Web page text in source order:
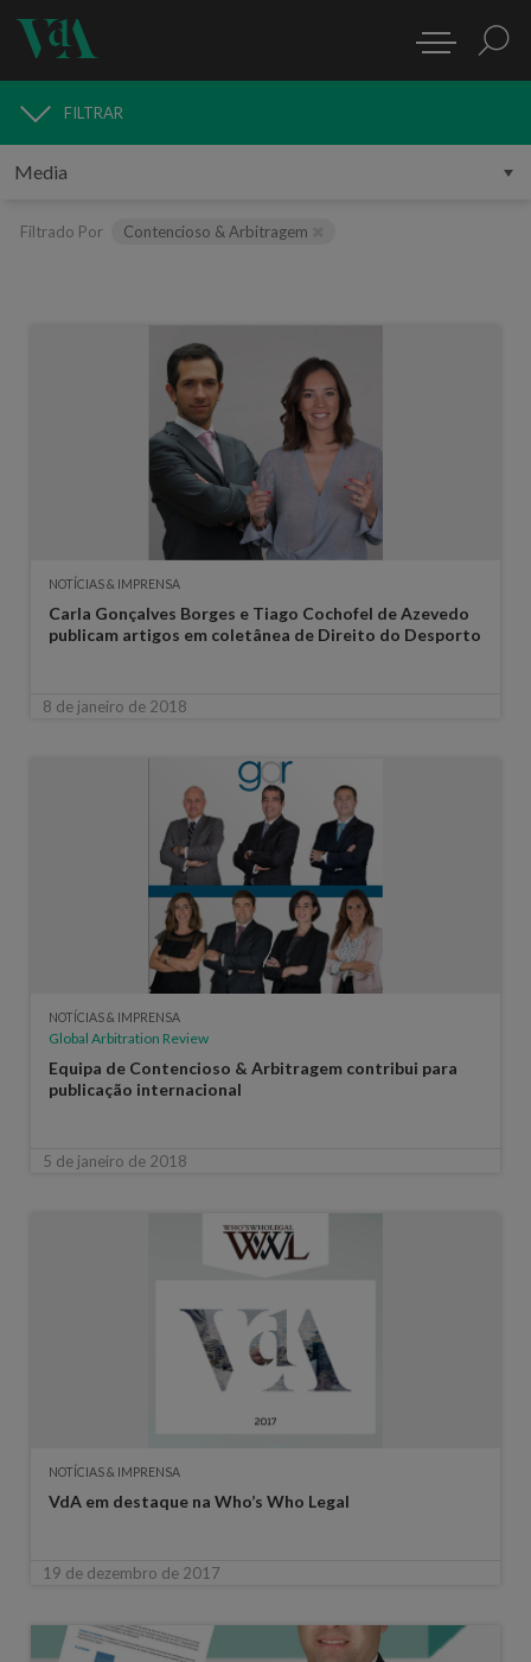
MEDIA
FILTRAR
Filtrado Por Contencioso & Arbitragem
NOTÍCIAS & IMPRENSA
Carla Gonçalves Borges e Tiago Cochofel de Azevedo
publicam artigos em coletânea de Direito do Desporto
8 de janeiro de 2018
NOTÍCIAS & IMPRENSA
Global Arbitration Review
Equipa de Contencioso & Arbitragem contribui para
publicação internacional
5 de janeiro de 2018
NOTÍCIAS & IMPRENSA
VdA em destaque na Who’s Who Legal
19 de dezembro de 2017